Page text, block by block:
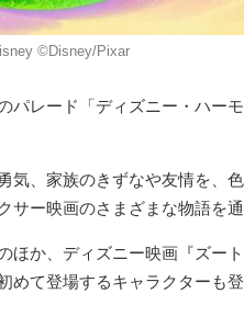
©Disney/Pixar
レード「ディズニー・ハーモ
気、家族のきずなや友情を、
サー映画のさまざまな物語を通
ほか、ディズニー映画『ズー
て登場するキャラクターも登